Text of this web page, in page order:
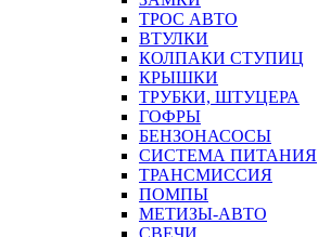
ТРОС АВТО
ВТУЛКИ
КОЛПАКИ СТУПИЦ
КРЫШКИ
ТРУБКИ, ШТУЦЕРА
ГОФРЫ
БЕНЗОНАСОСЫ
СИСТЕМА ПИТАНИЯ
ТРАНСМИССИЯ
ПОМПЫ
МЕТИЗЫ-АВТО
СВЕЧИ